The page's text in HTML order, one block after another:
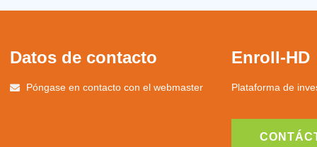
Datos de contacto
Póngase en contacto con el webmaster
Enroll-HD
Plataforma de